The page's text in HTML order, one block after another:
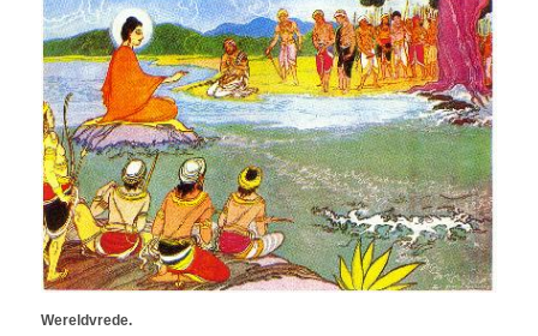
Wereldvrede.